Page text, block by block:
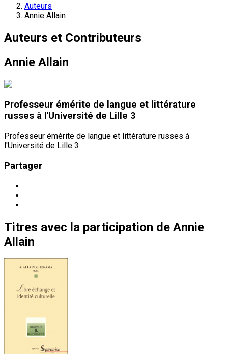
Auteurs
Annie Allain
Auteurs et Contributeurs
Annie Allain
Professeur émérite de langue et littérature
russes à l'Université de Lille 3
Professeur émérite de langue et littérature russes à
l'Université de Lille 3
Partager
Titres avec la participation de Annie
Allain